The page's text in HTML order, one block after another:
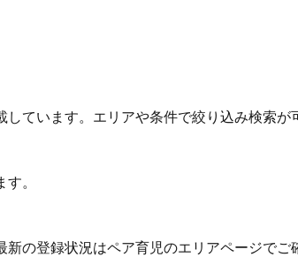
ています。エリアや条件で絞り込み検索が
。
の登録状況はペア育児のエリアページでご